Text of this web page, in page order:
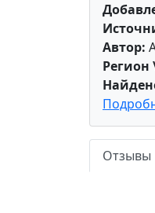
Автор:
Регион
Отзывы